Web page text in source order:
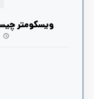
ویسکومتر